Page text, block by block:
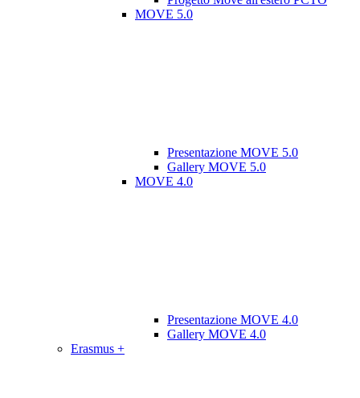
MOVE 5.0
Presentazione MOVE 5.0
Gallery MOVE 5.0
MOVE 4.0
Presentazione MOVE 4.0
Gallery MOVE 4.0
Erasmus +